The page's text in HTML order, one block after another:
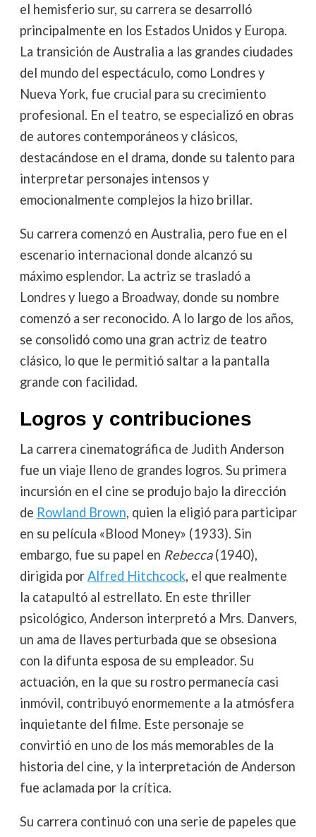
el hemisferio sur, su carrera se desarrolló
principalmente en los Estados Unidos y Europa.
La transición de Australia a las grandes ciudades
del mundo del espectáculo, como Londres y
Nueva York, fue crucial para su crecimiento
profesional. En el teatro, se especializó en obras
de autores contemporáneos y clásicos,
destacándose en el drama, donde su talento para
interpretar personajes intensos y
emocionalmente complejos la hizo brillar.
Su carrera comenzó en Australia, pero fue en el
escenario internacional donde alcanzó su
máximo esplendor. La actriz se trasladó a
Londres y luego a Broadway, donde su nombre
comenzó a ser reconocido. A lo largo de los años,
se consolidó como una gran actriz de teatro
clásico, lo que le permitió saltar a la pantalla
grande con facilidad.
Logros y contribuciones
La carrera cinematográfica de Judith Anderson
fue un viaje lleno de grandes logros. Su primera
incursión en el cine se produjo bajo la dirección
de Rowland Brown, quien la eligió para participar
en su película «Blood Money» (1933). Sin
embargo, fue su papel en Rebecca(1940),
dirigida porAlfred Hitchcock, el que realmente
la catapultó al estrellato. En este thriller
psicológico, Anderson interpretó a Mrs. Danvers,
un ama de llaves perturbada que se obsesiona
con la difunta esposa de su empleador. Su
actuación, en la que su rostro permanecía casi
inmóvil, contribuyó enormemente a la atmósfera
inquietante del filme. Este personaje se
convirtió en uno de los más memorables de la
historia del cine, y la interpretación de Anderson
fue aclamada por la crítica.
Su carrera continuó con una serie de papeles que